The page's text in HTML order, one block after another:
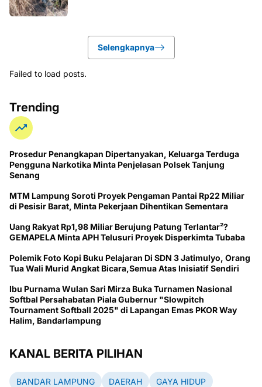
Selengkapnya
Failed to load posts.
Trending
Prosedur Penangkapan Dipertanyakan, Keluarga Terduga
Pengguna Narkotika Minta Penjelasan Polsek Tanjung
Senang
MTM Lampung Soroti Proyek Pengaman Pantai Rp22 Miliar
di Pesisir Barat, Minta Pekerjaan Dihentikan Sementara
Uang Rakyat Rp1,98 Miliar Berujung Patung Terlantar²?
GEMAPELA Minta APH Telusuri Proyek Disperkimta Tubaba
Polemik Foto Kopi Buku Pelajaran Di SDN 3 Jatimulyo, Orang
Tua Wali Murid Angkat Bicara,Semua Atas Inisiatif Sendiri
Ibu Purnama Wulan Sari Mirza Buka Turnamen Nasional
Softbal Persahabatan Piala Gubernur "Slowpitch
Tournament Softball 2025" di Lapangan Emas PKOR Way
Halim, Bandarlampung
KANAL BERITA PILIHAN
BANDAR LAMPUNG DAERAH
GAYA HIDUP